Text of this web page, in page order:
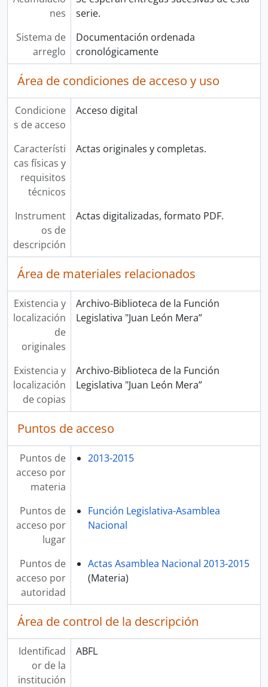
nes
serie.
Sistema de
arreglo
Documentación ordenada
cronológicamente
Área de condiciones de acceso y uso
Condicione
s de acceso
Acceso digital
Característi
cas físicas y
requisitos
técnicos
Actas originales y completas.
Instrument
os de
descripción
Actas digitalizadas, formato PDF.
Área de materiales relacionados
Existencia y
localización
de
originales
Archivo-Biblioteca de la Función
Legislativa "Juan León Mera”
Existencia y
localización
de copias
Archivo-Biblioteca de la Función
Legislativa "Juan León Mera”
Puntos de acceso
Puntos de
acceso por
materia
2013-2015
Puntos de
acceso por
lugar
Función Legislativa-Asamblea
Nacional
Puntos de
acceso por
autoridad
Actas Asamblea Nacional 2013-2015
(Materia)
Área de control de la descripción
Identificad
or de la
institución
ABFL